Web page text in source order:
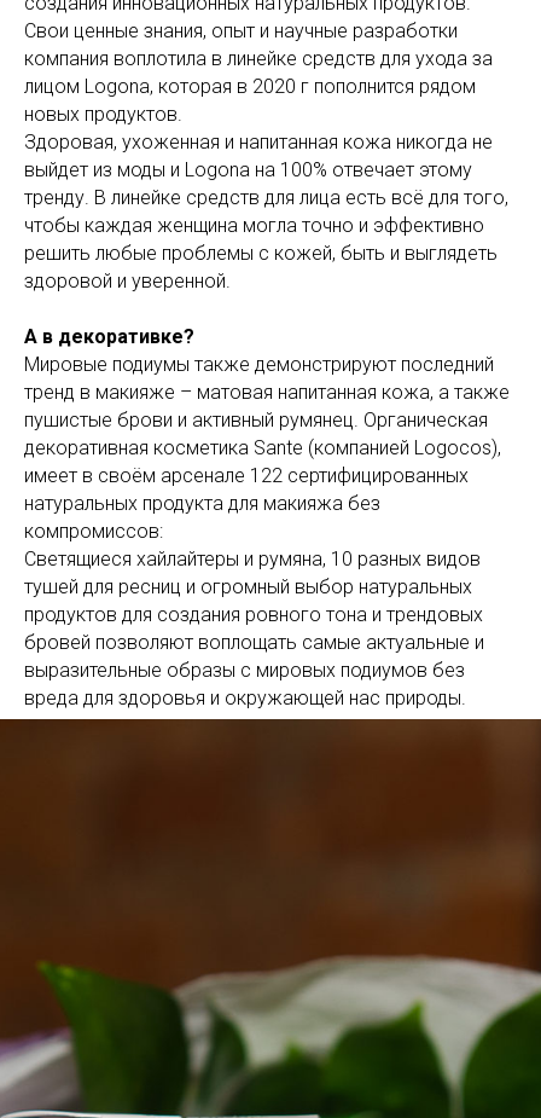
Свои ценные знания, опыт и научные разработки
компания воплотила в линейке средств для ухода за
лицом Logona, которая в 2020 г пополнится рядом
новых продуктов.
Здоровая, ухоженная и напитанная кожа никогда не
выйдет из моды и Logona на 100% отвечает этому
тренду. В линейке средств для лица есть всё для того,
чтобы каждая женщина могла точно и эффективно
решить любые проблемы с кожей, быть и выглядеть
здоровой и уверенной.
А в декоративке?
Мировые подиумы также демонстрируют последний
тренд в макияже – матовая напитанная кожа, а также
пушистые брови и активный румянец. Органическая
декоративная косметика Sante (компанией Logocos),
имеет в своём арсенале 122 сертифицированных
натуральных продукта для макияжа без
компромиссов:
Светящиеся хайлайтеры и румяна, 10 разных видов
тушей для ресниц и огромный выбор натуральных
продуктов для создания ровного тона и трендовых
бровей позволяют воплощать самые актуальные и
выразительные образы с мировых подиумов без
вреда для здоровья и окружающей нас природы.